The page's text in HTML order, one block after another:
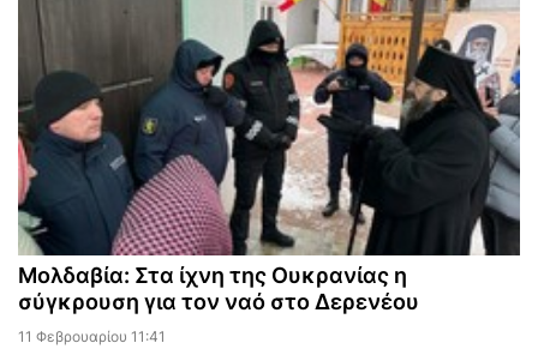
Μολδαβία: Στα ίχνη της Ουκρανίας η
σύγκρουση για τον ναό στο Δερενέου
11 Φεβρουαρίου 11:41